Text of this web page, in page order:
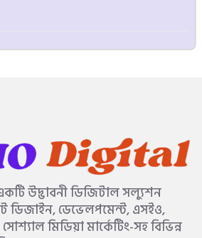
উদ্ভাবনী ডিজিটাল সল্যুশন
ডিজাইন, ডেভেলপমেন্ট, এসইও,
মিডিয়া মার্কেটিং-সহ বিভিন্ন